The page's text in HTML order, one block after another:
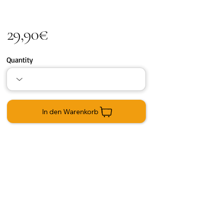
29,90€
Quantity
In den Warenkorb